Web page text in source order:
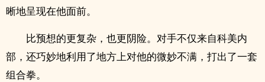
晰地呈现在他面前。
比预想的更复杂，也更阴险。对手不仅来自科美内
部，还巧妙地利用了地方上对他的微妙不满，打出了一套
组合拳。